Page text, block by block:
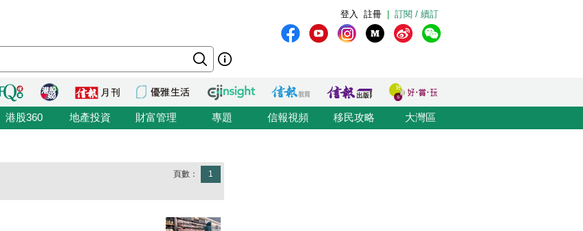
訂閱 / 續訂
註冊
登入
港股360 地產投資 財富管理 專題 信報視頻 移民攻略 大灣區
頁數： 1